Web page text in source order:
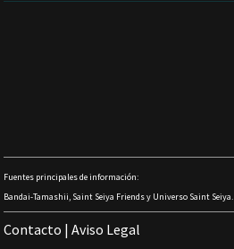
Fuentes principales de información:
Bandai-Tamashii, Saint Seiya Friends y Universo Saint Seiya.
Contacto |Aviso Legal